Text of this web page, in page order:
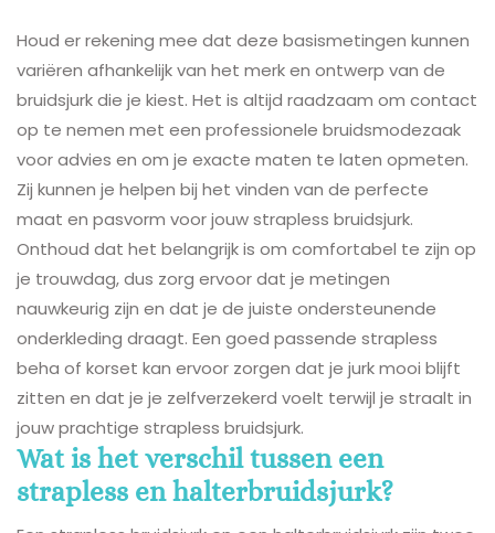
Houd er rekening mee dat deze basismetingen kunnen
variëren afhankelijk van het merk en ontwerp van de
bruidsjurk die je kiest. Het is altijd raadzaam om contact
op te nemen met een professionele bruidsmodezaak
voor advies en om je exacte maten te laten opmeten.
Zij kunnen je helpen bij het vinden van de perfecte
maat en pasvorm voor jouw strapless bruidsjurk.
Onthoud dat het belangrijk is om comfortabel te zijn op
je trouwdag, dus zorg ervoor dat je metingen
nauwkeurig zijn en dat je de juiste ondersteunende
onderkleding draagt. Een goed passende strapless
beha of korset kan ervoor zorgen dat je jurk mooi blijft
zitten en dat je je zelfverzekerd voelt terwijl je straalt in
jouw prachtige strapless bruidsjurk.
Wat is het verschil tussen een
strapless en halterbruidsjurk?